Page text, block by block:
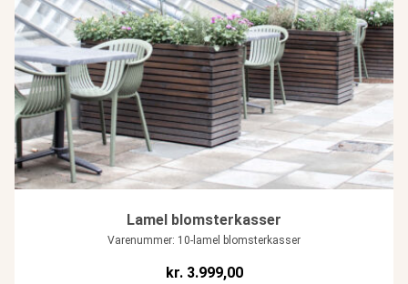
Lamel blomsterkasser
Varenummer: 10-lamel blomsterkasser
kr.3.999,00